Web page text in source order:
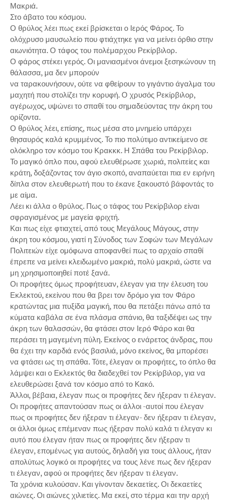
Μακριά.
Στο άβατο του κόσμου.
Ο θρύλος λέει πως εκεί βρίσκεται ο Ιερός Φάρος. Το
ολόχρυσο μαυσωλείο που φτιάχτηκε για να μείνει όρθιο στην
αιωνιότητα. Ο τάφος του πολέμαρχου Ρεκίρβιλορ.
Ο φάρος στέκει γερός. Οι μανιασμένοι άνεμοι ξεσηκώνουν τη
θάλασσα, μα δεν μπορούν
να ταρακουνήσουν, ούτε να φθείρουν το γιγάντιο άγαλμα του
μαχητή που στολίζει την κορυφή. Ο χρυσός Ρεκίρβιλορ,
αγέρωχος, υψώνει το σπαθί του σημαδεύοντας την άκρη του
ορίζοντα.
Ο θρύλος λέει, επίσης, πως μέσα στο μνημείο υπάρχει
θησαυρός καλά κρυμμένος. Το πιο πολύτιμο αντικείμενο σε
ολόκληρο τον κόσμο του Κρακκκ. Η Σπάθα του Ρεκίρβιλορ.
Το μαγικό όπλο που, αφού ελευθέρωσε χωριά, πολιτείες και
κράτη, δοξάζοντας τον άγιο σκοπό, αναπαύεται πια εν ειρήνη
δίπλα στον ελευθερωτή που το έκανε ξακουστό βάφοντάς το
με αίμα.
Λέει κι άλλα ο θρύλος. Πως ο τάφος του Ρεκίρβιλορ είναι
σφραγισμένος με μαγεία φριχτή.
Και πως είχε φτιαχτεί, από τους Μεγάλους Μάγους, στην
άκρη του κόσμου, γιατί η Σύνοδος των Σοφών των Μεγάλων
Πολιτειών είχε ομόφωνα αποφανθεί πως το αρχαίο σπαθί
έπρεπε να μείνει κλειδωμένο μακριά, πολύ μακριά, ώστε να
μη χρησιμοποιηθεί ποτέ ξανά.
Οι προφήτες όμως προφήτευαν, έλεγαν για την έλευση του
Εκλεκτού, εκείνου που θα βρει τον δρόμο για τον Φάρο
κρατώντας μια πυξίδα μαγική, που θα πετάξει πάνω από τα
κύματα καβάλα σε ένα πλάσμα σπάνιο, θα ταξιδέψει ως την
άκρη των θαλασσών, θα φτάσει στον Ιερό Φάρο και θα
περάσει τη μαγεμένη πύλη. Εκείνος ο ενάρετος άνδρας, που
θα έχει την καρδιά ενός βασιλιά, μόνο εκείνος, θα μπορέσει
να φτάσει ως τη σπάθα. Τότε, έλεγαν οι προφήτες, το όπλο θα
λάμψει και ο Εκλεκτός θα διαδεχθεί τον Ρεκίρβιλορ, για να
ελευθερώσει ξανά τον κόσμο από το Κακό.
Άλλοι, βέβαια, έλεγαν πως οι προφήτες δεν ήξεραν τι έλεγαν.
Οι προφήτες απαντούσαν πως οι άλλοι -αυτοί που έλεγαν
πως οι προφήτες δεν ήξεραν τι έλεγαν- δεν ήξεραν τι έλεγαν,
οι άλλοι όμως επέμεναν πως ήξεραν πολύ καλά τι έλεγαν κι
αυτό που έλεγαν ήταν πως οι προφήτες δεν ήξεραν τι
έλεγαν, επομένως για αυτούς, δηλαδή για τους άλλους, ήταν
απολύτως λογικό οι προφήτες να τους λένε πως δεν ήξεραν
τι έλεγαν, αφού οι προφήτες δεν ήξεραν τι έλεγαν.
Τα χρόνια κυλούσαν. Και γίνονταν δεκαετίες. Οι δεκαετίες
αιώνες. Οι αιώνες χιλιετίες. Μα εκεί, στο τέρμα και την αρχή